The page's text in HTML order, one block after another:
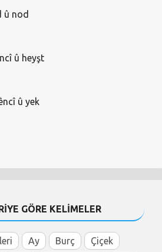
û nod
û heyşt
û yek
GÖRE KELİMELER
Ay Burç
Çiçek